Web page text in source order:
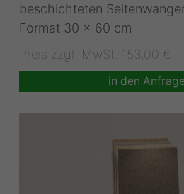
beschichteten
Format 30 x 60 cm
Preis zzgl. MwSt. 153,00 €
in den